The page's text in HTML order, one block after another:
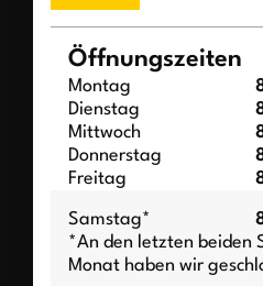
Öffnungszeiten
Montag
Dienstag
Mittwoch
Donnerstag
Freitag
Samstag*
*An den letzten beiden
Monat haben wir